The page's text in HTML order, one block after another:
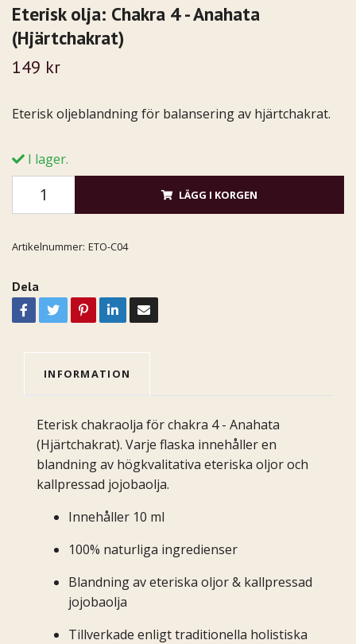
Eterisk olja: Chakra 4 - Anahata
(Hjärtchakrat)
149 kr
Eterisk oljeblandning för balansering av hjärtchakrat.
I lager.
LÄGG I KORGEN
Artikelnummer: ETO-C04
Dela
INFORMATION
Eterisk chakraolja för chakra 4 - Anahata
(Hjärtchakrat). Varje flaska innehåller en
blandning av högkvalitativa eteriska oljor och
kallpressad jojobaolja.
Innehåller 10 ml
100% naturliga ingredienser
Blandning av eteriska oljor & kallpressad
jojobaolja
Tillverkade enligt traditionella holistiska